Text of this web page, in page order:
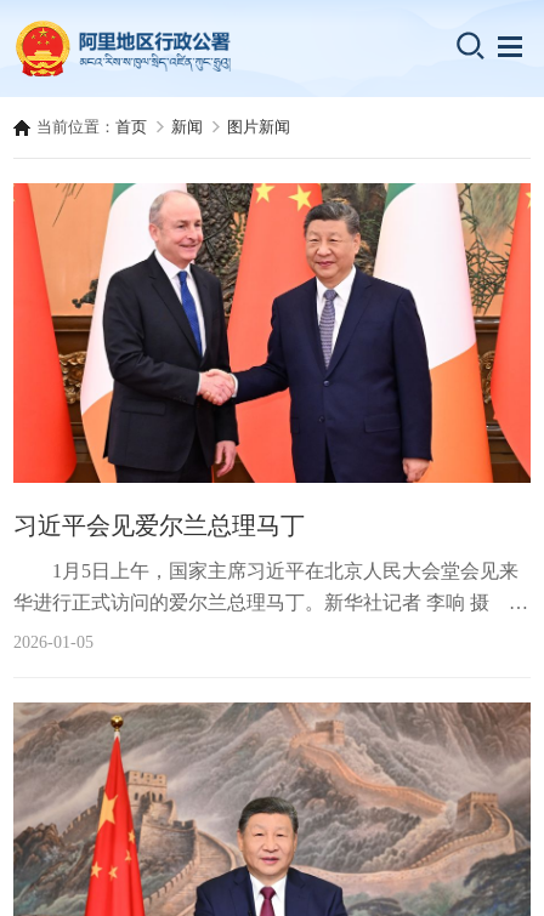
当前位置：首页 新闻 图片新闻
习近平会见爱尔兰总理马丁
1月5日上午，国家主席习近平在北京人民大会堂会见来
华进行正式访问的爱尔兰总理马丁。新华社记者 李响 摄
新华社北京1月5日电（记者董雪）1月5日上午，国家主席习
容、自立进取，两国人民通过斗争赢得国家独立和民族解
放，依靠几代人接续奋斗迈向现代化。2012年两国建立互惠
战略伙伴关系以来，双边贸易额翻了两番，...
2026-01-05